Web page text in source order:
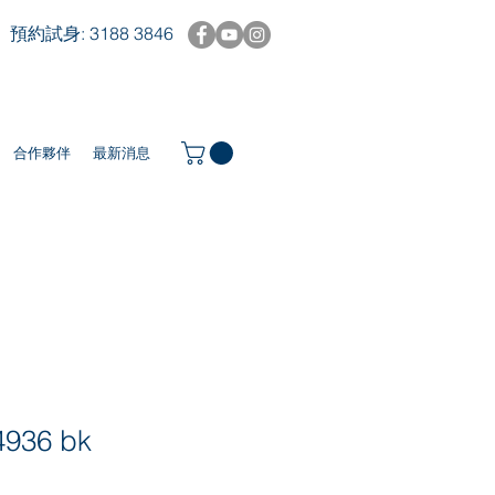
預約試身: 3188 3846
合作夥伴 最新消息
bk